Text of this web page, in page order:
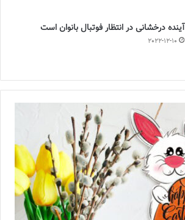
آینده درخشانی در انتظار فوتبال بانوان است
2022-12-10